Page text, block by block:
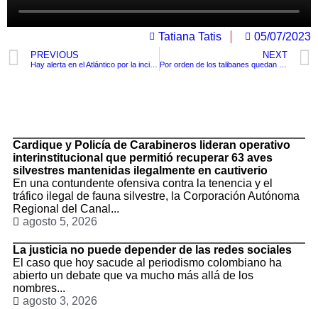
Tatiana Tatis 05/07/2023
PREVIOUS NEXT
Cardique y Policía de Carabineros lideran operativo
interinstitucional que permitió recuperar 63 aves
silvestres mantenidas ilegalmente en cautiverio
En una contundente ofensiva contra la tenencia y el
tráfico ilegal de fauna silvestre, la Corporación Autónoma
Regional del Canal...
agosto 5, 2026
La justicia no puede depender de las redes sociales
El caso que hoy sacude al periodismo colombiano ha
abierto un debate que va mucho más allá de los
nombres...
agosto 3, 2026